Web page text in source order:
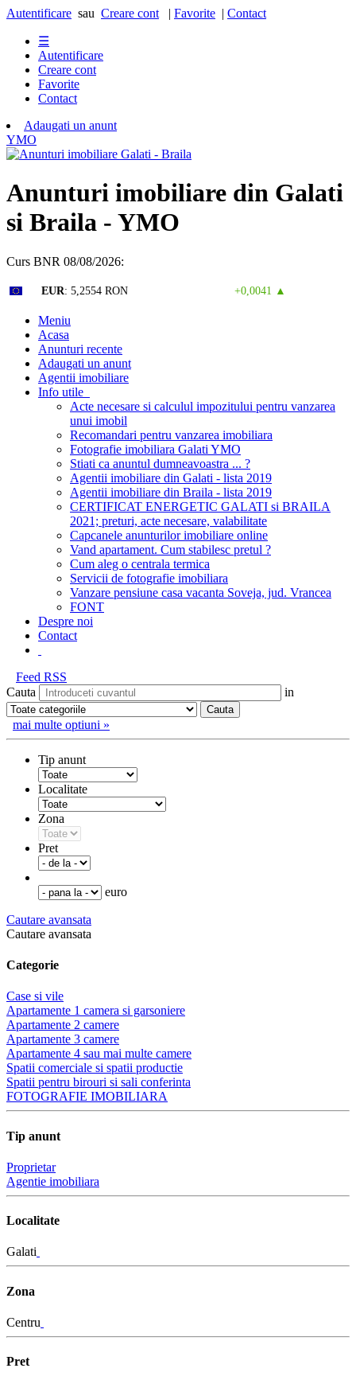
Autentificare sau Creare cont | Favorite | Contact
☰
Autentificare
Creare cont
Favorite
Contact
Adaugati un anunt
YMO
Anunturi imobiliare din Galati
si Braila - YMO
Curs BNR 08/08/2026:
EUR: 5,2554 RON +0,0041 ▲
Meniu
Acasa
Anunturi recente
Adaugati un anunt
Agentii imobiliare
Info utile
Acte necesare si calculul impozitului pentru vanzarea
unui imobil
Recomandari pentru vanzarea imobiliara
Fotografie imobiliara Galati YMO
Stiati ca anuntul dumneavoastra ... ?
Agentii imobiliare din Galati - lista 2019
Agentii imobiliare din Braila - lista 2019
CERTIFICAT ENERGETIC GALATI si BRAILA
2021; preturi, acte necesare, valabilitate
Capcanele anunturilor imobiliare online
Vand apartament. Cum stabilesc pretul ?
Cum aleg o centrala termica
Servicii de fotografie imobiliara
Vanzare pensiune casa vacanta Soveja, jud. Vrancea
FONT
Despre noi
Contact
Feed RSS
Cauta
in
mai multe optiuni »
Tip anunt
Localitate
Zona
Pret
euro
Cautare avansata
Cautare avansata
Categorie
Case si vile
Apartamente 1 camera si garsoniere
Apartamente 2 camere
Apartamente 3 camere
Apartamente 4 sau mai multe camere
Spatii comerciale si spatii productie
Spatii pentru birouri si sali conferinta
FOTOGRAFIE IMOBILIARA
Tip anunt
Proprietar
Agentie imobiliara
Localitate
Galati
Zona
Centru
Pret